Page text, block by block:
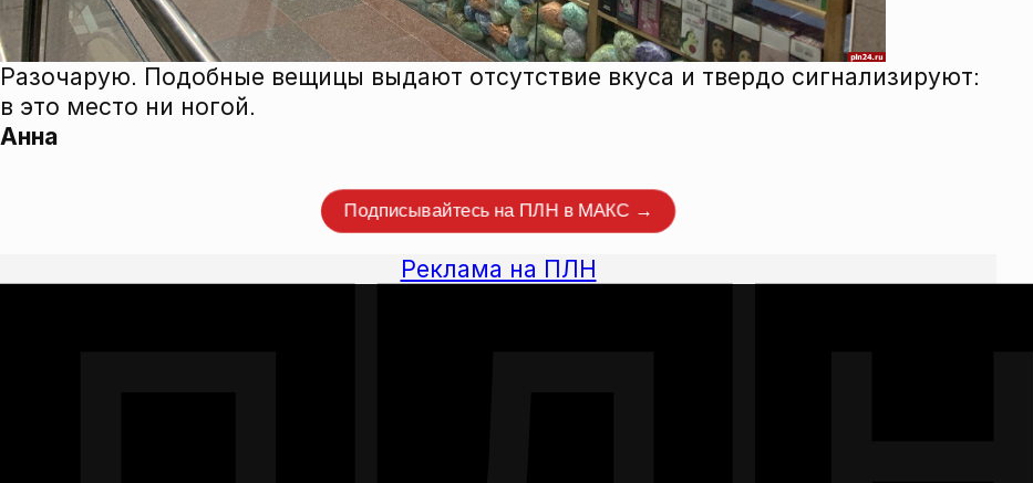
Разочарую. Подобные вещицы выдают отсутствие вкуса и твердо сигнализируют:
в это место ни ногой.
Анна
Подписывайтесь на ПЛН в МАКС →
Реклама на ПЛН